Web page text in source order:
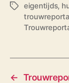
T
eigentijds,
←